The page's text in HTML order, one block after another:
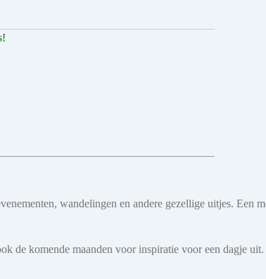
wandelingen en andere gezellige uitjes. Een
de komende maanden voor inspiratie voor een dagje uit.